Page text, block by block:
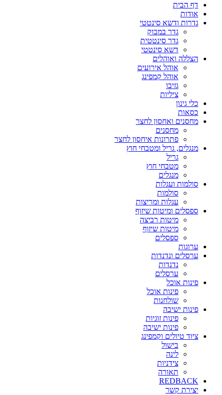
דף הבית
אודות
גדרות ודשא סינטטי
גדר במבוק
גדר סינטטית
דשא סינטטי
הצללה ואוהלים
אוהל אירועים
אוהל קמפינג
גזיבו
ציליות
כלי גינון
כסאות
מחסנים ואחסון לחצר
מחסנים
פתרונות איחסון לחצר
מנגלים, גריל ומטבחי חוץ
גריל
מטבחי חוץ
מנגלים
סולמות ועגלות
סולמות
עגלות ומריצות
ספסלים ומיטות שיזוף
מיטות רביצה
מיטות שיזוף
ספסלים
ערוגות
ערסלים ונדנדות
נדנדות
ערסלים
פינות אוכל
פינות אוכל
שולחנות
פינות ישיבה
פינות זוגיות
פינות ישיבה
ציוד טיולים וקמפינג
בישול
לינה
צידניות
תאורה
REDBACK
יצירת קשר